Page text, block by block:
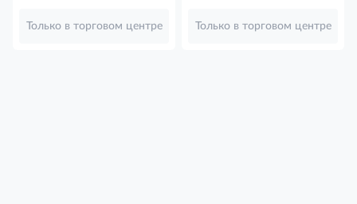
Только в торговом центре Только в торговом центре